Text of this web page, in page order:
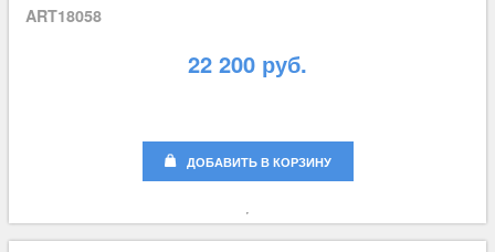
ART18058
22 200 руб.
ДОБАВИТЬ В КОРЗИНУ